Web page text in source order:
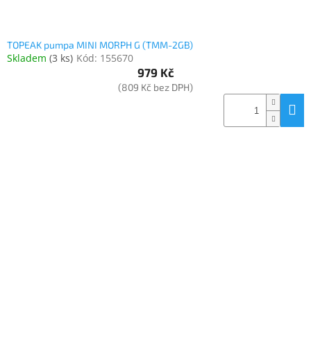
TOPEAK pumpa MINI MORPH G (TMM-2GB)
Skladem (3 ks) Kód: 155670
979 Kč
(809 Kč bez DPH)